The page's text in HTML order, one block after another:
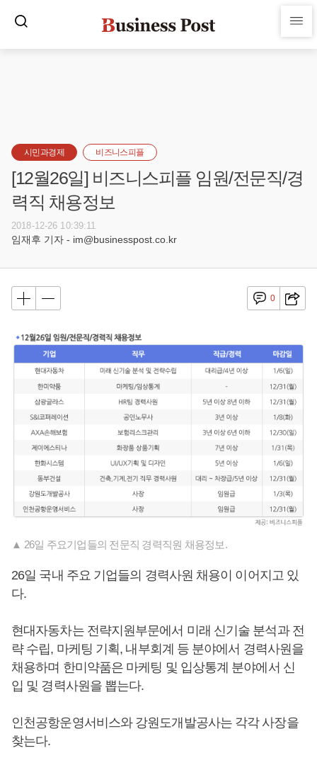
시민과경제 비즈니스피플
[12월26일] 비즈니스피플 임원/전문직/경
력직 채용정보
2018-12-26 10:39:11
임재후 기자 - im@businesspost.co.kr
0
▲ 26일 주요기업들의 전문직 경력직원 채용정보.
26일 국내 주요 기업들의 경력사원 채용이 이어지고 있
다.
현대자동차는 전략지원부문에서 미래 신기술 분석과 전
략 수립, 마케팅 기획, 내부회계 등 분야에서 경력사원을
채용하며 한미약품은 마케팅 및 입상통계 분야에서 신
입 및 경력사원을 뽑는다.
인천공항운영서비스와 강원도개발공사는 각각 사장을
찾는다.